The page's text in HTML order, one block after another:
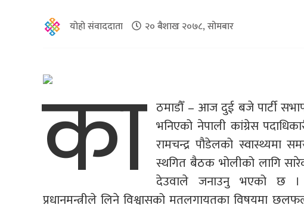
योहो संवाददाता २० बैशाख २०७८, सोमबार
का ठमाडौँ – आज दुई बजे पार्टी
भनिएको नेपाली कांग्रेस
रामचन्द्र पौडेलको
स्थगित बैठक भोलीको लागि
देउवाले जनाउनु भएको छ ।
प्रधानमन्त्रीले लिने विश्वासको मतलगायतका विषयमा